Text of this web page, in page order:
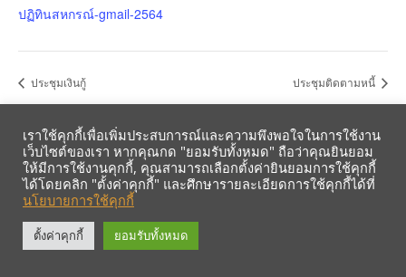
ปฏิทินสหกรณ์-gmail-2564
ประชุมเงินกู้ ประชุมติดตามหนี้
รับข้อมูลข่าวสารจากสหกรณ์ฯ ผ่าน LINE ก่อนใคร คลิก!
เราใช้คุกกี้เพื่อเพิ่มประสบการณ์และความพึงพอใจในการใช้งาน
เว็บไซต์ของเรา หากคุณกด "ยอมรับทั้งหมด" ถือว่าคุณยินยอม
ให้มีการใช้งานคุกกี้, คุณสามารถเลือกตั้งค่ายินยอมการใช้คุกกี้
ได้โดยคลิก "ตั้งค่าคุกกี้" และศึกษารายละเอียดการใช้คุกกี้ได้ที่
นโยบายการใช้คุกกี้
ตั้งค่าคุกกี้ ยอมรับทั้งหมด